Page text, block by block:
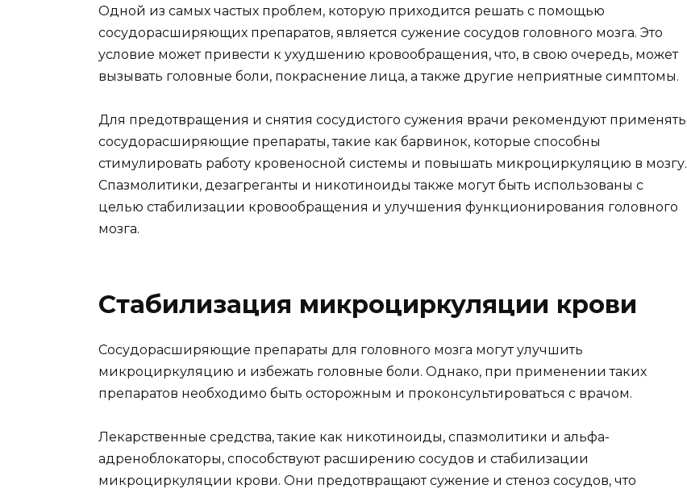
Одной из самых частых проблем, которую приходится решать с помощью
сосудорасширяющих препаратов, является сужение сосудов головного мозга. Это
условие может привести к ухудшению кровообращения, что, в свою очередь, может
вызывать головные боли, покраснение лица, а также другие неприятные симптомы.
Для предотвращения и снятия сосудистого сужения врачи рекомендуют применять
сосудорасширяющие препараты, такие как барвинок, которые способны
стимулировать работу кровеносной системы и повышать микроциркуляцию в мозгу.
Спазмолитики, дезагреганты и никотиноиды также могут быть использованы с
целью стабилизации кровообращения и улучшения функционирования головного
мозга.
Стабилизация микроциркуляции крови
Сосудорасширяющие препараты для головного мозга могут улучшить
микроциркуляцию и избежать головные боли. Однако, при применении таких
препаратов необходимо быть осторожным и проконсультироваться с врачом.
Лекарственные средства, такие как никотиноиды, спазмолитики и альфа-
адреноблокаторы, способствуют расширению сосудов и стабилизации
микроциркуляции крови. Они предотвращают сужение и стеноз сосудов, что